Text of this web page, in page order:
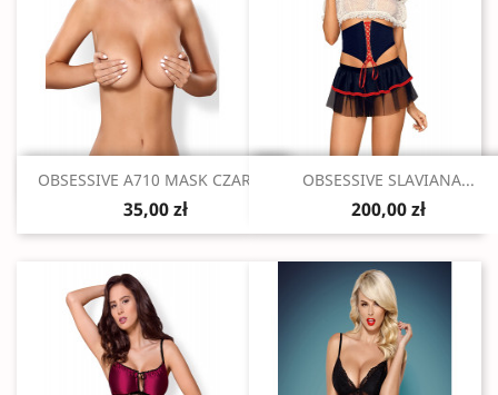
Szybki podgląd
OBSESSIVE A710 MASK CZARNA
35,00 zł
Szybki podgląd
OBSESSIVE SLAVIANA...
200,00 zł